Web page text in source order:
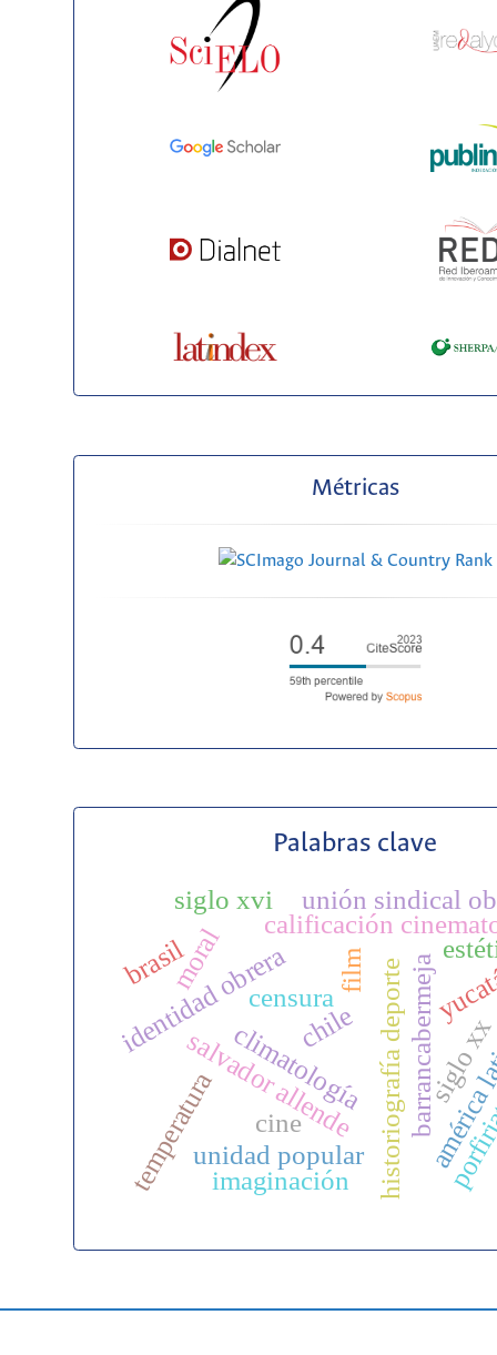
Métricas
Palabras clave
historiografía deporte
censura
calificación
cine
film
chile
salvador allende
unidad popular
barrancabermeja
identidad obrera
imaginación
moral
unión sindical
siglo xvi
siglo xx
climatología
temperatura
brasil